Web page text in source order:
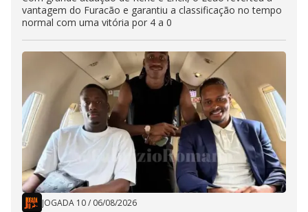
vantagem do Furacão e garantiu a classificação no tempo
normal com uma vitória por 4 a 0
JOGADA 10/ 06/08/2026